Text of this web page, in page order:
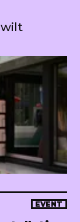
wilt
EVENT